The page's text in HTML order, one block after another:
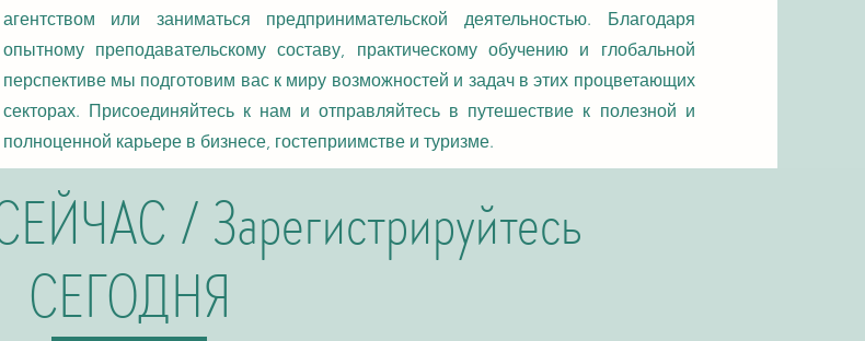
агентством или заниматься предпринимательской деятельностью. Благодаря
опытному преподавательскому составу, практическому обучению и глобальной
перспективе мы подготовим вас к миру возможностей и задач в этих процветающих
секторах. Присоединяйтесь к нам и отправляйтесь в путешествие к полезной и
полноценной карьере в бизнесе, гостеприимстве и туризме.
/ Зарегистрируйтесь
СЕГОДНЯ